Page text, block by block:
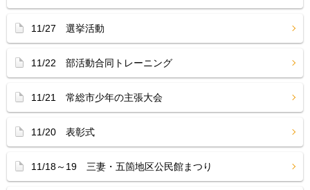
11/27 選挙活動
11/22 部活動合同トレーニング
11/21 常総市少年の主張大会
11/20 表彰式
11/18～19 三妻・五箇地区公民館まつり